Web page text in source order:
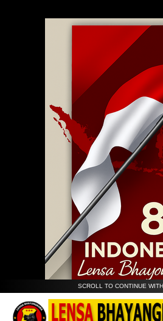
SCROLL TO CONTINUE